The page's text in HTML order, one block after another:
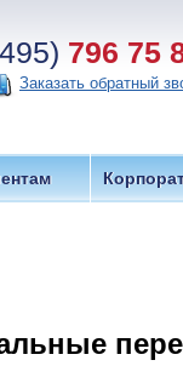
796 75
Заказать обратный